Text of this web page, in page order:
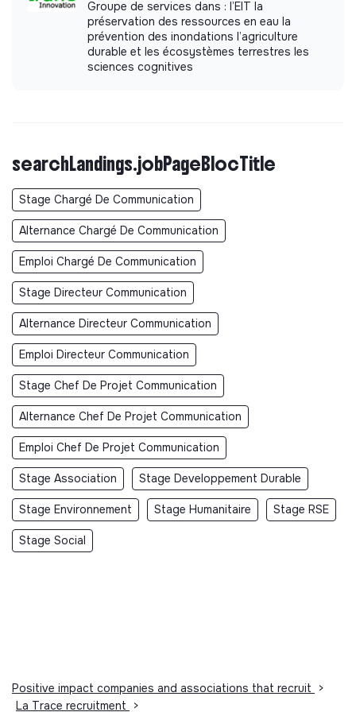
Groupe de services dans : l’EIT la
préservation des ressources en eau la
prévention des inondations l’agriculture
durable et les écosystèmes terrestres les
sciences cognitives
searchLandings.jobPageBlocTitle
Stage Chargé De Communication
Alternance Chargé De Communication
Emploi Chargé De Communication
Stage Directeur Communication
Alternance Directeur Communication
Emploi Directeur Communication
Stage Chef De Projet Communication
Alternance Chef De Projet Communication
Emploi Chef De Projet Communication
Stage Association Stage Developpement Durable
Stage Environnement Stage Humanitaire Stage RSE
Stage Social
Positive impact companies and associations that recruit
>
La Trace recruitment
>